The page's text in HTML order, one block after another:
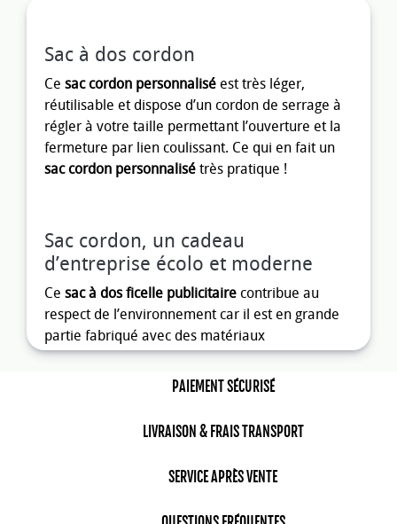
Sac à dos cordon
Ce sac cordon personnalisé est très léger,
réutilisable et dispose d’un cordon de serrage à
régler à votre taille permettant l’ouverture et la
fermeture par lien coulissant. Ce qui en fait un
sac cordon personnalisé très pratique !
Sac cordon, un cadeau
d’entreprise écolo et moderne
Ce sac à dos ficelle publicitaire contribue au
respect de l’environnement car il est en grande
partie fabriqué avec des matériaux
biodégradables comme le coton, le RPET
(plastique recyclé et recyclable) ou encore en
permettent de réduire les maux de dos
ce qui est un atout non négligeable !
Sac à dos ficelle multifonction
PAIEMENT SÉCURISÉ
LIVRAISON & FRAIS TRANSPORT
SERVICE APRÈS VENTE